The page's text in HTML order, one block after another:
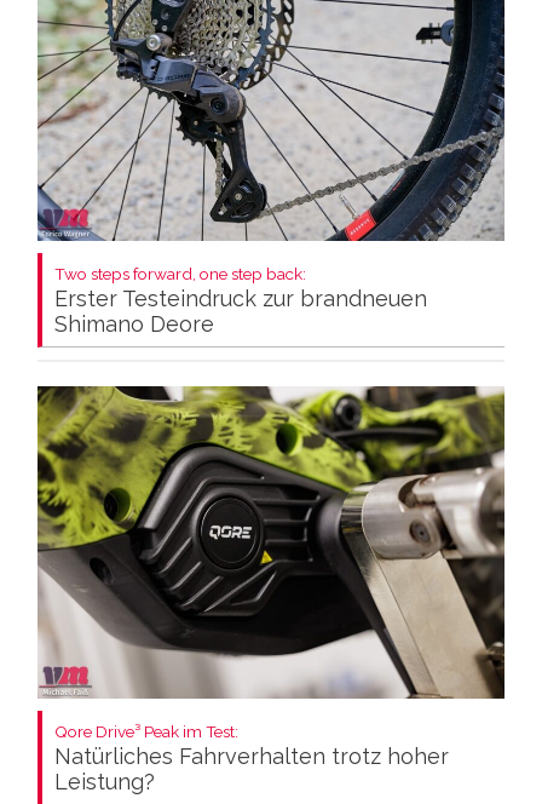
Two steps forward, one step back:
Erster Testeindruck zur brandneuen
Shimano Deore
Qore Drive³ Peak im Test:
Natürliches Fahrverhalten trotz hoher
Leistung?